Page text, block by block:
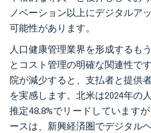
ノベーション以上にデジタルア
可能性があります。
人口健康管理業界を形成するも
とコスト管理の明確な関連性で
院が減少すると、支払者と提供
を実感します。北米は2024年の
推定48.8%でリードしています
ースは、新興経済圏でデジタル